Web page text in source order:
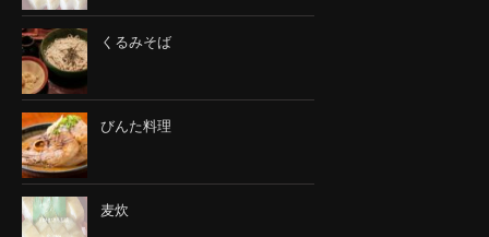
くるみそば
びんた料理
麦炊